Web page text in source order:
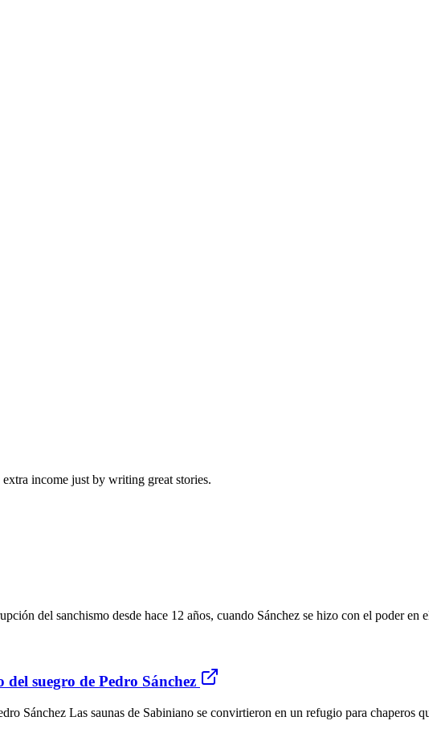
income just by writing great stories.
del sanchismo desde hace 12 años, cuando Sánchez se hizo con el poder en
suegro de Pedro Sánchez
Sánchez Las saunas de Sabiniano se convirtieron en un refugio para chaperos